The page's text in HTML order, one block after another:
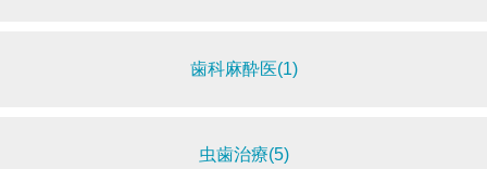
歯科麻酔医(1)
虫歯治療(5)